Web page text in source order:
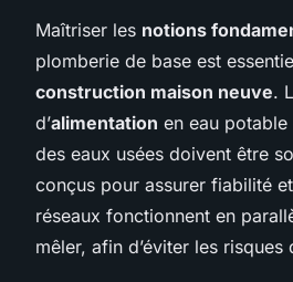
Maîtriser les notions
plomberie de base est
construction maison neuve.
d’alimentation en eau potable
des eaux usées doivent être
conçus pour assurer fiabilité
réseaux fonctionnent en
mêler, afin d’éviter les